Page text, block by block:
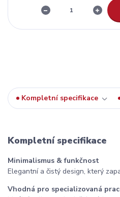
Kompletní specifikace
Kompletní specifikace
Minimalismus & funkčnost
Elegantní a čistý design, který
Vhodná pro specializovaná